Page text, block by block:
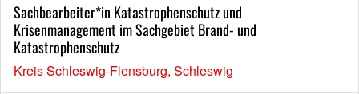
Sachbearbeiter*in Katastrophenschutz und
Krisenmanagement im Sachgebiet Brand- und
Katastrophenschutz
Kreis Schleswig-Flensburg, Schleswig